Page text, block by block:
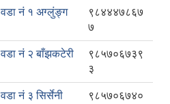
वडा नं १ अग्लुंङ्ग
९८४४४७८६७
७
वडा नं २ बाँझकटेरी
९८५७०६७३९
३
वडा नं ३ सिर्सेनी
९८५७०६७४०